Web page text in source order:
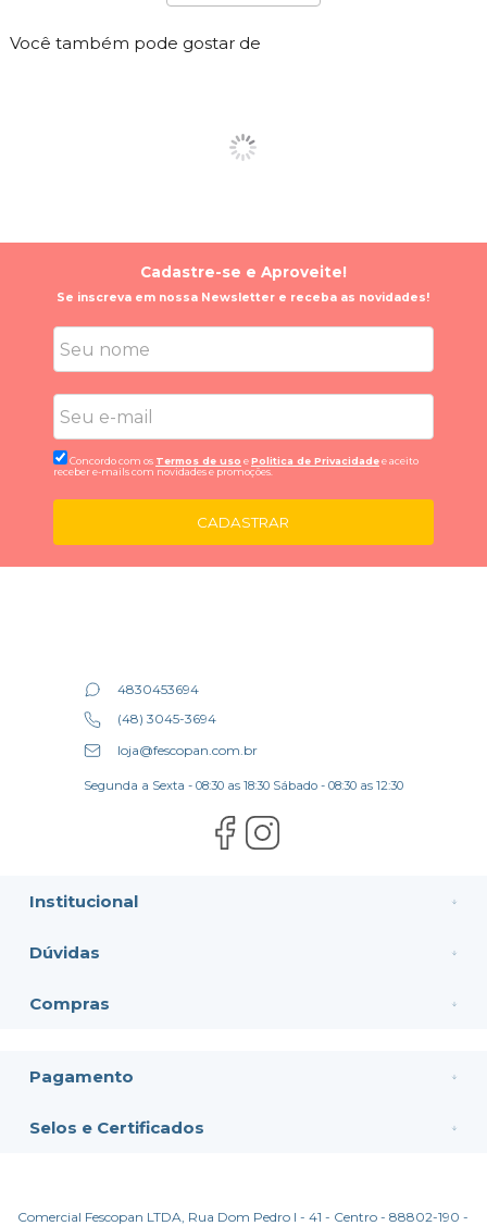
Você também pode gostar de
Cadastre-se e Aproveite!
Se inscreva em nossa Newsletter e receba as novidades!
Concordo com os Termos de uso ePolitica de Privacidadee aceito
receber e-mails com novidades e promoções.
CADASTRAR
Institucional
Dúvidas
Compras
4830453694
(48) 3045-3694
loja@fescopan.com.br
Segunda a Sexta - 08:30 as 18:30 Sábado - 08:30 as 12:30
Pagamento
Selos e Certificados
Comercial Fescopan LTDA, Rua Dom Pedro I - 41 - Centro - 88802-190 -